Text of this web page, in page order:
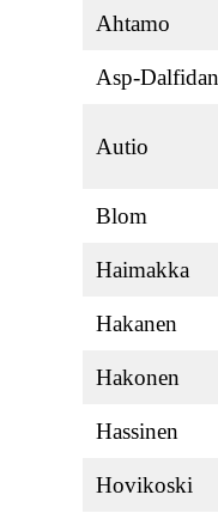
Ahtamo
Asp-Dalfidan
Autio
Blom
Haimakka
Hakanen
Hakonen
Hassinen
Hovikoski